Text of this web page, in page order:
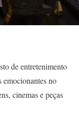
de entretenimento
emocionantes no
cinemas e peças